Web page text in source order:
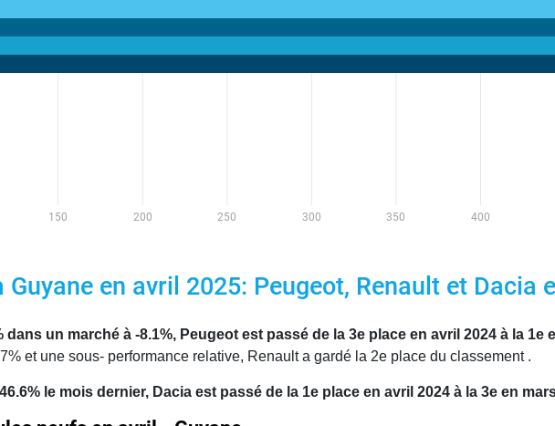
en avril 2025: Peugeot, Renault et Dacia
un marché à -8.1%, Peugeot est passé de la 3e place en avril 2024 à la 1e
et une sous- performance relative, Renault a gardé la 2e place du classement .
le mois dernier, Dacia est passé de la 1e place en avril 2024 à la 3e en